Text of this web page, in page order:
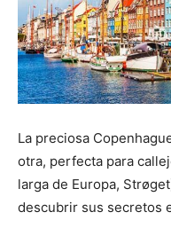
La preciosa
otra, perfecta para
larga de Europa,
descubrir sus secretos